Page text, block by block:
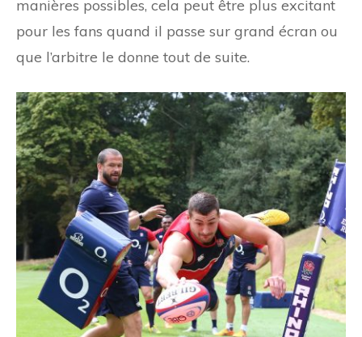
manières possibles, cela peut être plus excitant
pour les fans quand il passe sur grand écran ou
que l’arbitre le donne tout de suite.